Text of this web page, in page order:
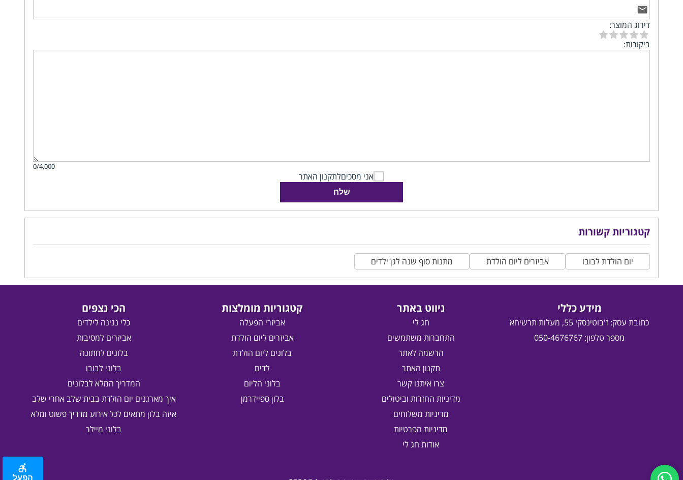
דירוג המוצר:
ביקורות:
0/4,000
אני מסכיםלתקנון האתר
שלח
קטגוריות קשורות
יום הולדת לבובו אביזרים ליום הולדת מתנות סוף שנה לגן ילדים
מידע כללי
כתובת עסק: ז'בוטינסקי 55, מעלות תרשיחא
מספר טלפון: 050-4676767
ניווט באתר
חג לי
התחברות משתמשים
הרשמה לאתר
תקנון האתר
צרו איתנו קשר
מדיניות החזרות וביטולים
מדיניות משלוחים
מדיניות הפרטיות
אודות חג לי
קטגוריות מומלצות
אביזרי הפעלה
אביזרים ליום הולדת
בלונים ליום הולדת
לדים
בלוני הליום
בלון ספיידרמן
הכי נצפים
כלי נגינה לילדים
אביזרים למסיבות
בלונים לחתונה
בלוני לבובו
המדריך המלא לבלונים
איך מארגנים יום הולדת בבית שלב אחרי שלב
איזה בלון מתאים לכל אירוע מדריך פשוט ומלא
בלוני מיילר
הפעל